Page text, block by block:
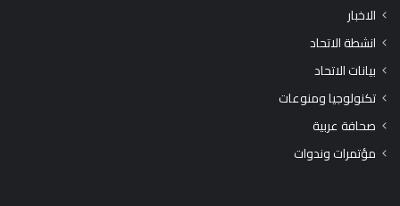
الاخبار
انشطة الاتحاد
بيانات الاتحاد
تكنولوجيا ومنوعات
صحافة عربية
مؤتمرات وندوات